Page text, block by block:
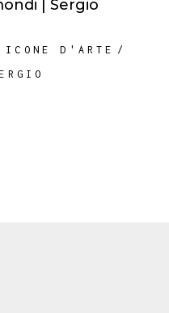
| Sergio
ICONE D'ARTE